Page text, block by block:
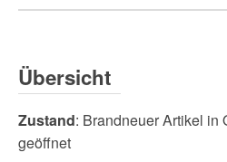
Übersicht
Zustand: Brandneuer Artikel in
geöffnet